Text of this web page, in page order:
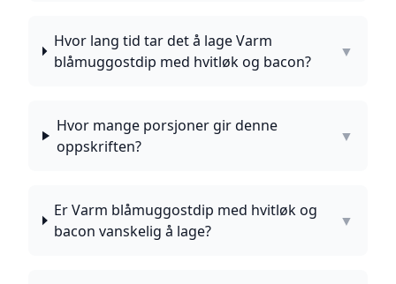
Hvor lang tid tar det å lage Varm
blåmuggostdip med hvitløk og bacon?
▼
Hvor mange porsjoner gir denne
oppskriften?
▼
Er Varm blåmuggostdip med hvitløk og
bacon vanskelig å lage?
▼